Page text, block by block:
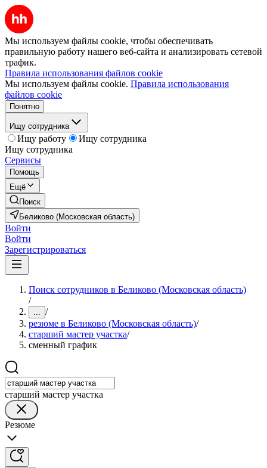
Мы используем файлы cookie, чтобы обеспечивать
правильную работу нашего веб-сайта и анализировать сетевой
трафик.
Правила использования файлов cookie
Мы используем файлы cookie. Правила использования
файлов cookie
Понятно
Ищу сотрудника
Ищу работу
Ищу сотрудника
Ищу сотрудника
Сервисы
Помощь
Ещё
Поиск
Беликово (Московская область)
Войти
Войти
Зарегистрироваться
Поиск сотрудников в Беликово (Московская область)
/
... /
резюме в Беликово (Московская область)/
старший мастер участка/
сменный график
старший мастер участка
Резюме